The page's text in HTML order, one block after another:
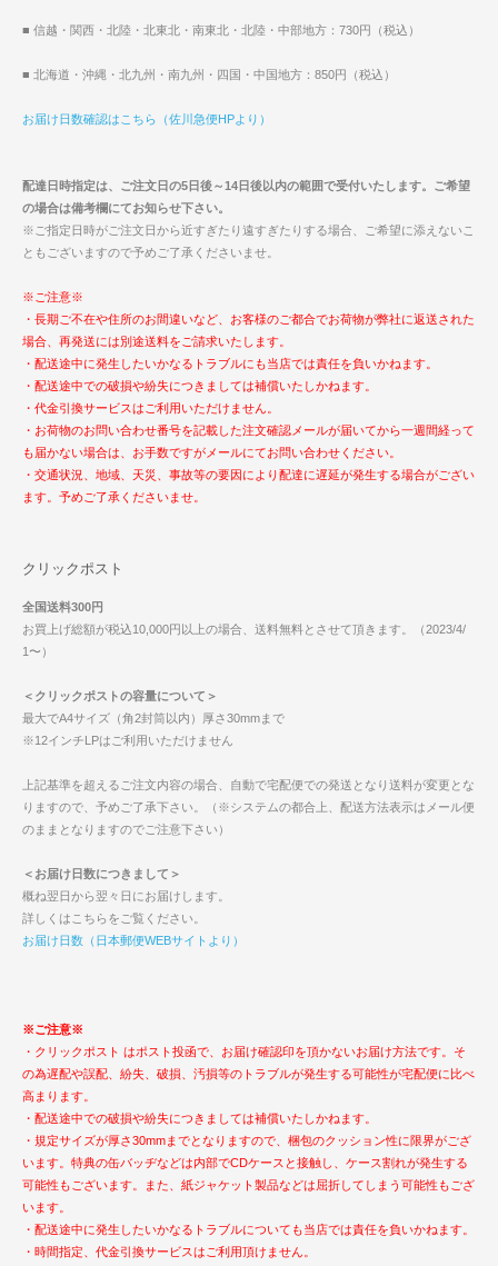
■ 信越・関西・北陸・北東北・南東北・北陸・中部地方：730円（税込）
■ 北海道・沖縄・北九州・南九州・四国・中国地方：850円（税込）
お届け日数確認はこちら（佐川急便HPより）
配達日時指定は、ご注文日の5日後～14日後以内の範囲で受付いたします。ご希望
の場合は備考欄にてお知らせ下さい。
※ご指定日時がご注文日から近すぎたり遠すぎたりする場合、ご希望に添えないこ
ともございますので予めご了承くださいませ。
※ご注意※
・長期ご不在や住所のお間違いなど、お客様のご都合でお荷物が弊社に返送された
場合、再発送には別途送料をご請求いたします。
・配送途中に発生したいかなるトラブルにも当店では責任を負いかねます。
・配送途中での破損や紛失につきましては補償いたしかねます。
・代金引換サービスはご利用いただけません。
・お荷物のお問い合わせ番号を記載した注文確認メールが届いてから一週間経って
も届かない場合は、お手数ですがメールにてお問い合わせください。
・交通状況、地域、天災、事故等の要因により配達に遅延が発生する場合がござい
ます。予めご了承くださいませ。
クリックポスト
全国送料300円
お買上げ総額が税込10,000円以上の場合、送料無料とさせて頂きます。（2023/4/
1〜）
＜クリックポストの容量について＞
最大でA4サイズ（角2封筒以内）厚さ30mmまで
※12インチLPはご利用いただけません
上記基準を超えるご注文内容の場合、自動で宅配便での発送となり送料が変更とな
りますので、予めご了承下さい。（※システムの都合上、配送方法表示はメール便
のままとなりますのでご注意下さい）
＜お届け日数につきまして＞
概ね翌日から翌々日にお届けします。
詳しくはこちらをご覧ください。
お届け日数（日本郵便WEBサイトより）
※ご注意※
・クリックポスト はポスト投函で、お届け確認印を頂かないお届け方法です。そ
の為遅配や誤配、紛失、破損、汚損等のトラブルが発生する可能性が宅配便に比べ
高まります。
・配送途中での破損や紛失につきましては補償いたしかねます。
・規定サイズが厚さ30mmまでとなりますので、梱包のクッション性に限界がござ
います。特典の缶バッヂなどは内部でCDケースと接触し、ケース割れが発生する
可能性もございます。また、紙ジャケット製品などは屈折してしまう可能性もござ
います。
・配送途中に発生したいかなるトラブルについても当店では責任を負いかねます。
・時間指定、代金引換サービスはご利用頂けません。